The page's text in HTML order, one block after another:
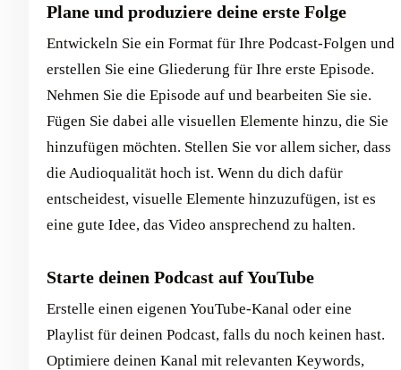
Plane und produziere deine erste Folge
Entwickeln Sie ein Format für Ihre Podcast-Folgen und
erstellen Sie eine Gliederung für Ihre erste Episode.
Nehmen Sie die Episode auf und bearbeiten Sie sie.
Fügen Sie dabei alle visuellen Elemente hinzu, die Sie
hinzufügen möchten. Stellen Sie vor allem sicher, dass
die Audioqualität hoch ist. Wenn du dich dafür
entscheidest, visuelle Elemente hinzuzufügen, ist es
eine gute Idee, das Video ansprechend zu halten.
Starte deinen Podcast auf YouTube
Erstelle einen eigenen YouTube-Kanal oder eine
Playlist für deinen Podcast, falls du noch keinen hast.
Optimiere deinen Kanal mit relevanten Keywords,